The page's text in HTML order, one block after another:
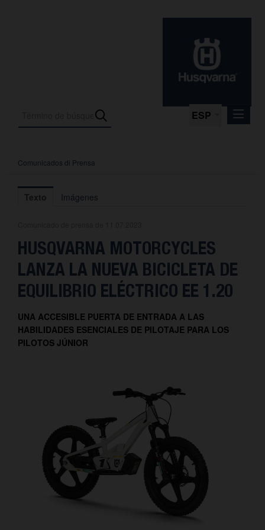
ESP
Comunicados di Prensa
Media
Contacto
Comunicados di Prensa
Texto Imágenes
HUSQVARNA MOTORCYCLES
LANZA LA NUEVA BICICLETA DE
EQUILIBRIO ELÉCTRICO EE 1.20
UNA ACCESIBLE PUERTA DE ENTRADA A LAS
HABILIDADES ESENCIALES DE PILOTAJE PARA LOS
PILOTOS JÚNIOR